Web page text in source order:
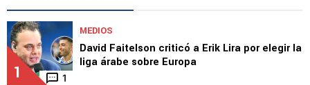
1 1
MEDIOS
David Faitelson criticó a Erik Lira por elegir la
liga árabe sobre Europa